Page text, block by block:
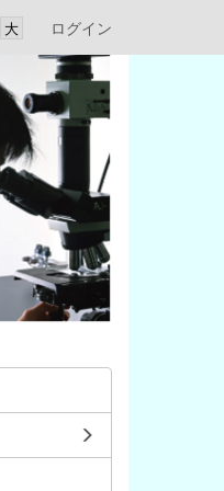
ログイン